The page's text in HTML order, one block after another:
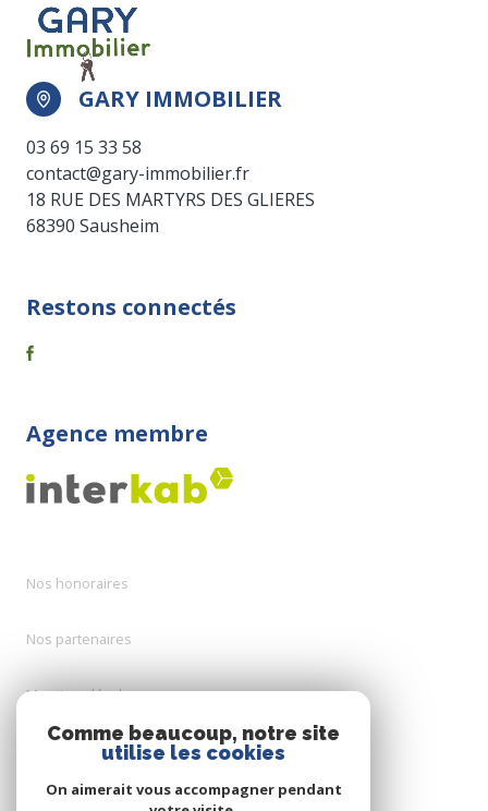
GARY IMMOBILIER
03 69 15 33 58
contact@gary-immobilier.fr
18 RUE DES MARTYRS DES GLIERES
68390 Sausheim
Restons connectés
Agence membre
Nos honoraires
Nos partenaires
Mentions légales
Comme beaucoup, notre site
utilise les cookies
On aimerait vous accompagner pendant